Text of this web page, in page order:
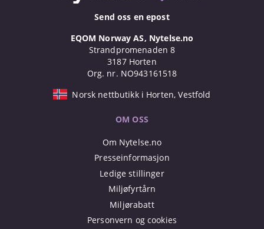
Send oss en epost
EQOM Norway AS, Nytelse.no
Strandpromenaden 8
3187 Horten
Org. nr. NO943161518
Norsk nettbutikk i Horten, Vestfold
OM OSS
Om Nytelse.no
Presseinformasjon
Ledige stillinger
Miljøfyrtårn
Miljørabatt
Personvern og cookies